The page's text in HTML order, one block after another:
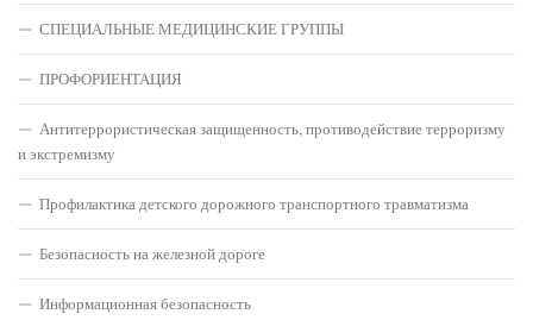
СПЕЦИАЛЬНЫЕ МЕДИЦИНСКИЕ ГРУППЫ
ПРОФОРИЕНТАЦИЯ
Антитеррористическая защищенность, противодействие терроризму
и экстремизму
Профилактика детского дорожного транспортного травматизма
Безопасность на железной дороге
Информационная безопасность